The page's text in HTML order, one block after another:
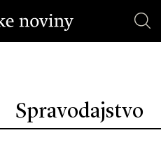
Spravodajstvo